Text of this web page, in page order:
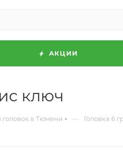
АКЦИИ
ключ
в Тюмени — Головка 6